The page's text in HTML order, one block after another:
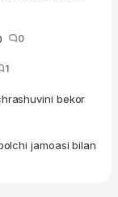
0
1
bekor
jamoasi bilan